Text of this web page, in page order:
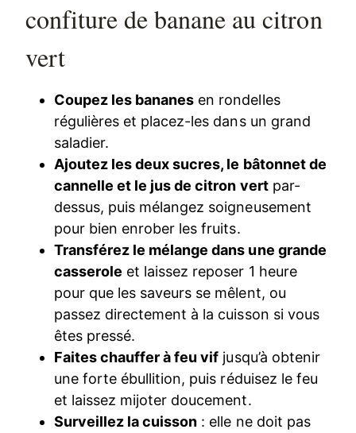
confiture de banane au citron
vert
Coupez les bananes en rondelles
régulières et placez-les dans un grand
saladier.
Ajoutez les deux sucres, le bâtonnet de
cannelle et le jus de citron vertpar-
dessus, puis mélangez soigneusement
pour bien enrober les fruits.
Transférez le mélange dans une grande
casserole et laissez reposer 1 heure
pour que les saveurs se mêlent, ou
passez directement à la cuisson si vous
êtes pressé.
Faites chauffer à feu vif jusqu’à obtenir
une forte ébullition, puis réduisez le feu
et laissez mijoter doucement.
Surveillez la cuisson : elle ne doit pas